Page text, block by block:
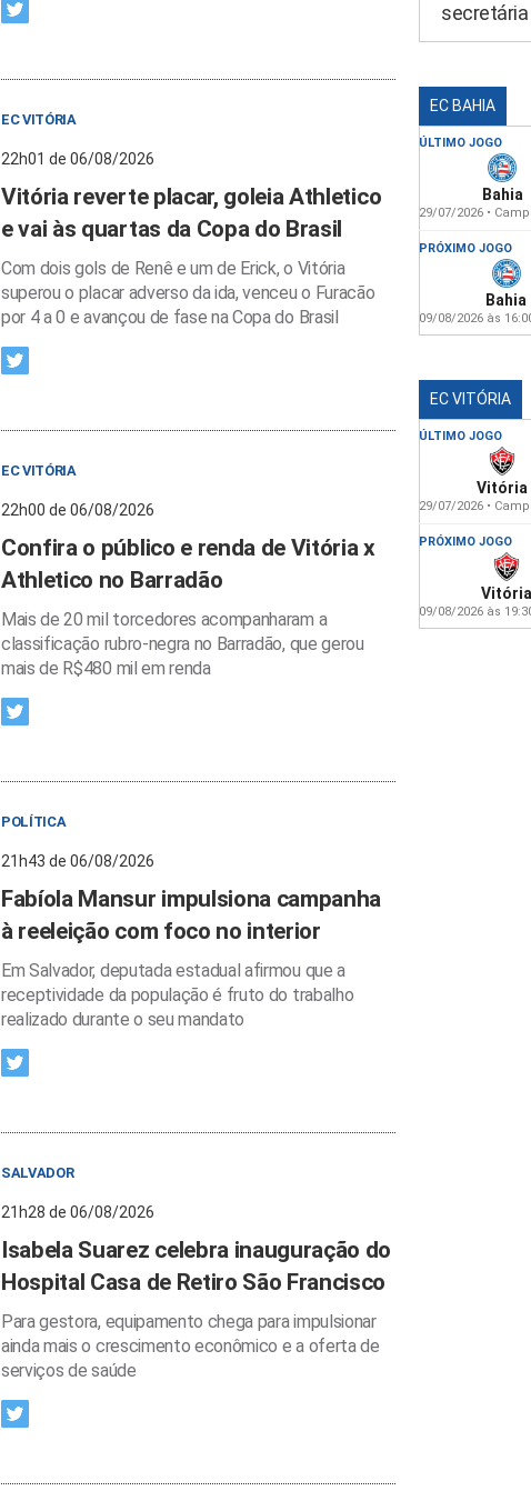
EC VITÓRIA
22h01 de 06/08/2026
Vitória reverte placar, goleia Athletico
e vai às quartas da Copa do Brasil
Com dois gols de Renê e um de Erick, o Vitória
superou o placar adverso da ida, venceu o Furacão
por 4 a 0 e avançou de fase na Copa do Brasil
EC VITÓRIA
22h00 de 06/08/2026
Confira o público e renda de Vitória x
Athletico no Barradão
Mais de 20 mil torcedores acompanharam a
classificação rubro-negra no Barradão, que gerou
mais de R$480 mil em renda
POLÍTICA
21h43 de 06/08/2026
Fabíola Mansur impulsiona campanha
à reeleição com foco no interior
Em Salvador, deputada estadual afirmou que a
receptividade da população é fruto do trabalho
realizado durante o seu mandato
SALVADOR
21h28 de 06/08/2026
Isabela Suarez celebra inauguração do
Hospital Casa de Retiro São Francisco
Para gestora, equipamento chega para impulsionar
ainda mais o crescimento econômico e a oferta de
serviços de saúde
secretária
EC BAHIA
ÚLTIMO JOGO
Bahia
29/07/2026 •
PRÓXIMO JOGO
Bahia
09/08/2026 às
EC VITÓRIA
ÚLTIMO JOGO
Vitória
29/07/2026 •
PRÓXIMO JOGO
Vitória
09/08/2026 às